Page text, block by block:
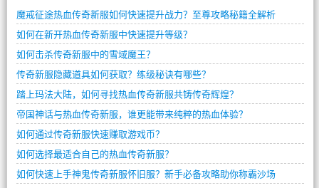
魔戒征途热血传奇新服如何快速提升战力？至尊攻略秘籍全解析
如何在新开热血传奇新服中快速提升等级？
如何击杀传奇新服中的雪域魔王？
传奇新服隐藏道具如何获取？练级秘诀有哪些？
踏上玛法大陆，如何寻找热血传奇新服共铸传奇辉煌？
帝国神话与热血传奇新服，谁更能带来纯粹的热血体验？
如何通过传奇新服快速赚取游戏币？
如何选择最适合自己的热血传奇新服？
如何快速上手神鬼传奇新服怀旧服？新手必备攻略助你称霸沙场